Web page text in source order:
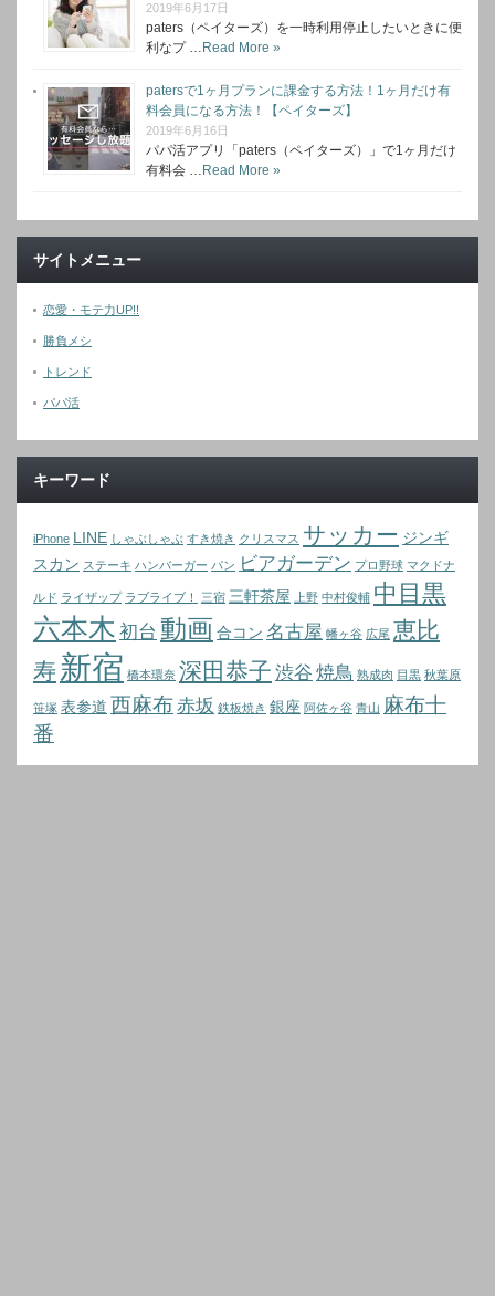
2019年6月17日
paters（ペイターズ）を一時利用停止したいときに便
利なプ … Read More »
patersで1ヶ月プランに課金する方法！1ヶ月だけ有
料会員になる方法！【ペイターズ】
2019年6月16日
パパ活アプリ「paters（ペイターズ）」で1ヶ月だけ
有料会 … Read More »
サイトメニュー
恋愛・モテ力UP!!
勝負メシ
トレンド
パパ活
キーワード
iPhone LINE しゃぶしゃぶ すき焼き クリスマス サッカー ジンギ
スカン ステーキ ハンバーガー パン ビアガーデン プロ野球 マクドナ
ルド ライザップ ラブライブ！ 三宿 三軒茶屋 上野 中村俊輔 中目黒
六本木 初台 動画 合コン 名古屋 幡ヶ谷 広尾 恵比
寿 新宿 橋本環奈 深田恭子 渋谷 焼鳥 熟成肉 目黒 秋葉原
笹塚 表参道 西麻布赤坂 鉄板焼き 銀座 阿佐ヶ谷 青山 麻布十
番